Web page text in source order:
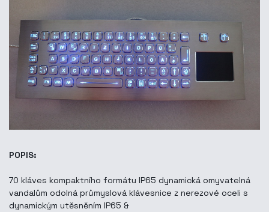
POPIS:
70 kláves kompaktního formátu IP65 dynamická omyvatelná
vandalům odolná průmyslová klávesnice z nerezové oceli s
dynamickým utěsněním IP65 &